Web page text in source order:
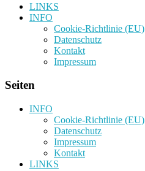
LINKS
INFO
Cookie-Richtlinie (EU)
Datenschutz
Kontakt
Impressum
Seiten
INFO
Cookie-Richtlinie (EU)
Datenschutz
Impressum
Kontakt
LINKS